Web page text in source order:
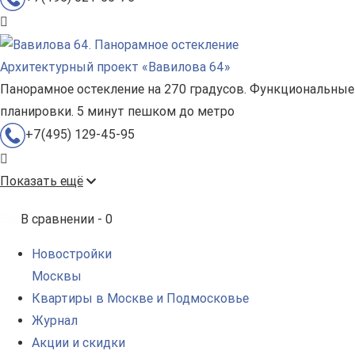
Архитектурный проект «Вавилова 64»
Панорамное остекление на 270 градусов. Функциональные
планировки. 5 минут пешком до метро
+7(495) 129-45-95
Показать ещё
В сравнении - 0
Новостройки
Москвы
Квартиры в Москве и Подмосковье
Журнал
Акции и скидки